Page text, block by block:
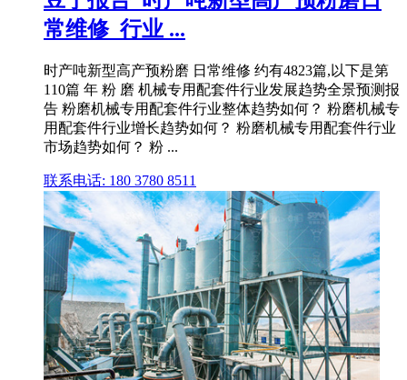
常维修_行业 ...
时产吨新型高产预粉磨 日常维修 约有4823篇,以下是第
110篇 年 粉 磨 机械专用配套件行业发展趋势全景预测报
告 粉磨机械专用配套件行业整体趋势如何？ 粉磨机械专
用配套件行业增长趋势如何？ 粉磨机械专用配套件行业
市场趋势如何？ 粉 ...
联系电话: 180 3780 8511